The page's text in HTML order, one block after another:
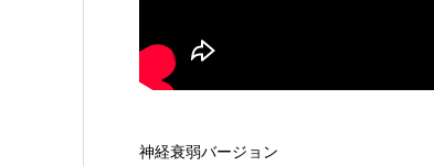
神経衰弱バージョン